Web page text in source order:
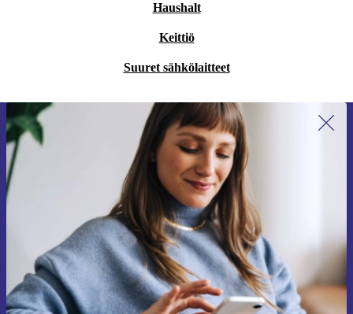
Haushalt
Keittiö
Suuret sähkölaitteet
Liity ensimmäistä kertaa uutiskirjeen
tilaajaksi ja säästä 15 €!
Älä missaa enää yhtäkään tarjousta.
Pyydä etukuponki
Lisätietoja henkilötietojen käytöstä löydättietosuojaselosteestamme.